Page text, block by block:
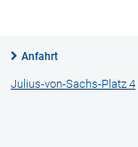
Anfahrt
Julius-von-Sachs-Platz 4